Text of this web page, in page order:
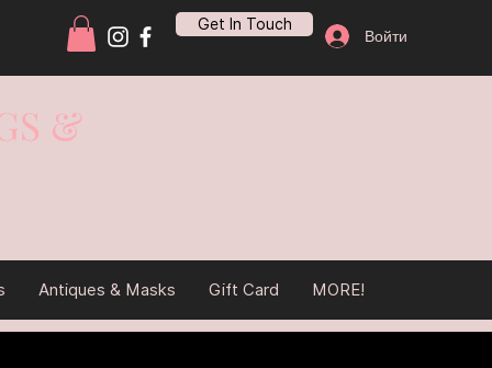
Get In Touch
Войти
&
Antiques & Masks Gift Card MORE!